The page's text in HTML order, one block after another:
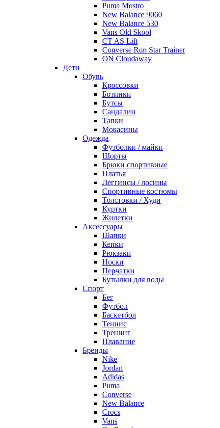
Puma Mostro
New Balance 9060
New Balance 530
Vans Old Skool
CT AS Lift
Converse Run Star Trainer
ON Cloudaway
Дети
Обувь
Кроссовки
Ботинки
Бутсы
Сандалии
Тапки
Мокасины
Одежда
Футболки / майки
Шорты
Брюки спортивные
Платья
Леггинсы / лосины
Спортивные костюмы
Толстовки / Худи
Куртки
Жилетки
Аксессуары
Шапки
Кепки
Рюкзаки
Носки
Перчатки
Бутылки для воды
Спорт
Бег
Футбол
Баскетбол
Теннис
Тренинг
Плавание
Бренды
Nike
Jordan
Adidas
Puma
Converse
New Balance
Crocs
Vans